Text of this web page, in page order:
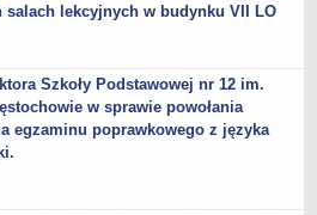
salach lekcyjnych w budynku VII LO
Szkoły Podstawowej nr 12 im.
w sprawie powołania
egzaminu poprawkowego z języka